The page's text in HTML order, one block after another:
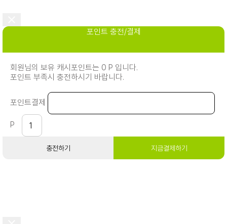
포인트 충전/결제
회원님의 보유 캐시포인트는 0 P 입니다.
포인트 부족시 충전하시기 바랍니다.
포인트결제
P
충전하기 지금결제하기